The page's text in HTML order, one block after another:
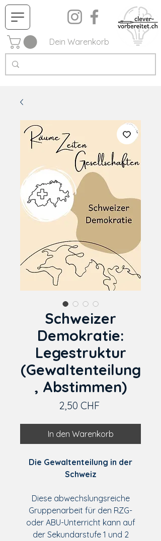
Dein Warenkorb
Schweizer
Demokratie:
Legestruktur
(Gewaltenteilung
, Abstimmen)
2,50 CHFPreis
In den Warenkorb
Die Gewaltenteilung in der
Schweiz
Diese abwechslungsreiche
Gruppenarbeit für den RZG-
oder ABU-Unterricht kann auf
der Sekundarstufe 1 und 2